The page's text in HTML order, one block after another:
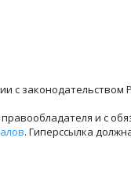
с законодательством
и с
. Гиперссылка